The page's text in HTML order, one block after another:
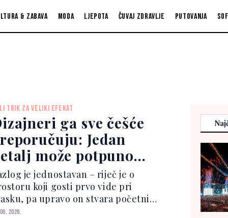
& zabava Moda Ljepota Čuvaj zdravlje Putovanja
TRIK ZA VELIKI EFEKAT
ga sve češće
Jedan
može potpuno
izgled
je jednostavan – riječ je o
koji gosti prvo vide pri
pa upravo on stvara početni
o cijelom domu. Među
2026.